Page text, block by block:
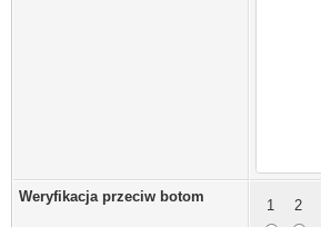
Weryfikacja przeciw botom
1 2